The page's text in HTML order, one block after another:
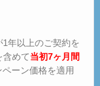
年以上のご契約を
含めて当初7ヶ月間
ーン価格を適用